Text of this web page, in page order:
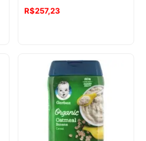
R$257,23